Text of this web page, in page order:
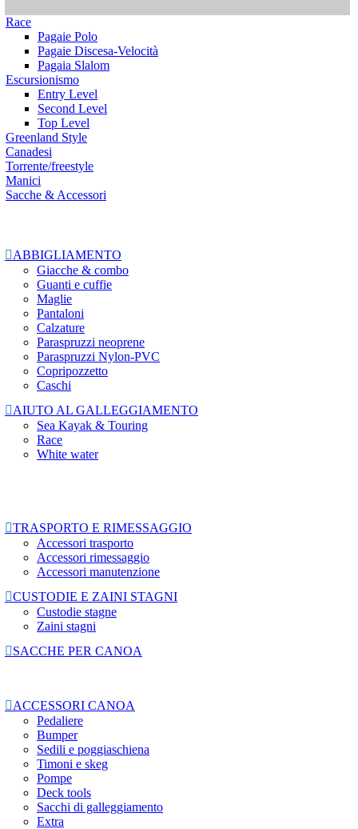
Race
Pagaie Polo
Pagaie Discesa-Velocità
Pagaia Slalom
Escursionismo
Entry Level
Second Level
Top Level
Greenland Style
Canadesi
Torrente/freestyle
Manici
Sacche & Accessori
ABBIGLIAMENTO
Giacche & combo
Guanti e cuffie
Maglie
Pantaloni
Calzature
Paraspruzzi neoprene
Paraspruzzi Nylon-PVC
Copripozzetto
Caschi
AIUTO AL GALLEGGIAMENTO
Sea Kayak & Touring
Race
White water
TRASPORTO E RIMESSAGGIO
Accessori trasporto
Accessori rimessaggio
Accessori manutenzione
CUSTODIE E ZAINI STAGNI
Custodie stagne
Zaini stagni
SACCHE PER CANOA
ACCESSORI CANOA
Pedaliere
Bumper
Sedili e poggiaschiena
Timoni e skeg
Pompe
Deck tools
Sacchi di galleggiamento
Extra